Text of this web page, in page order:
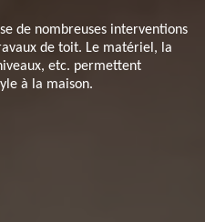
de nombreuses interventions
de toit. Le matériel, la
etc. permettent
à la maison.